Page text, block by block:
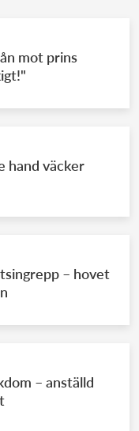
mot prins
hand väcker
– hovet
– anställd